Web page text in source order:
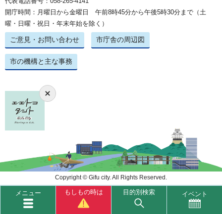
メニュー もしもの時は 目的別検索 イベント
開庁時間：月曜日から金曜日 午前8時45分から午後5時30分まで（土
曜・日曜・祝日・年末年始を除く）
ご意見・お問い合わせ 市庁舎の周辺図
市の機構と主な事務
Copyright © Gifu city. All Rights Reserved.